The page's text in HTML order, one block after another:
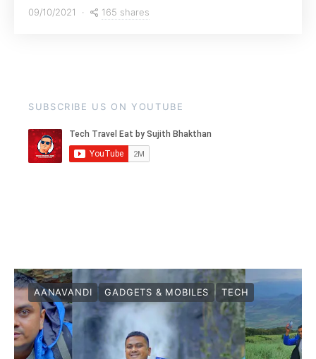
09/10/2021 165 shares
SUBSCRIBE US ON YOUTUBE
AANAVANDI GADGETS & MOBILES TECH